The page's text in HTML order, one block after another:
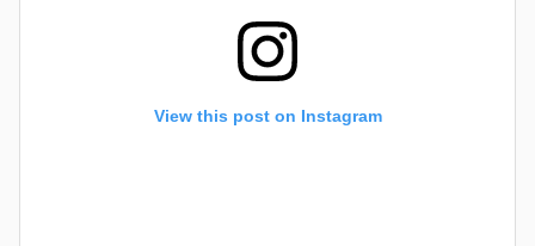
View this post on Instagram